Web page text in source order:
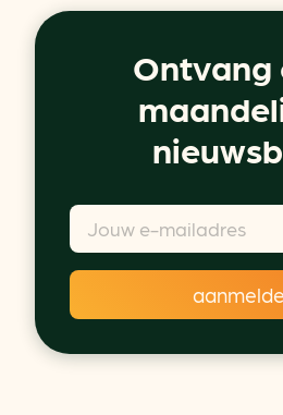
Ontvang